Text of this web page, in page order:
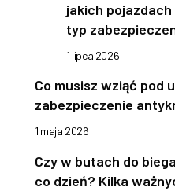
jakich
typ
1 lipca 2026
Co musisz wziąć pod
zabezpieczenie
1 maja 2026
Czy w butach do
co dzień? Kilka